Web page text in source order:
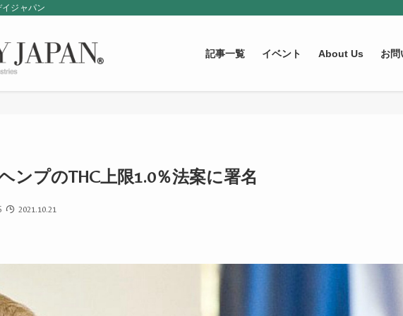
ジャパン
記事一覧 イベント About Us お問
ンプのTHC上限1.0％法案に署名
2021.10.21